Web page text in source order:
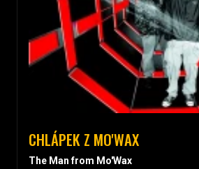
CHLÁPEK Z MO'WAX
The Man from Mo'Wax